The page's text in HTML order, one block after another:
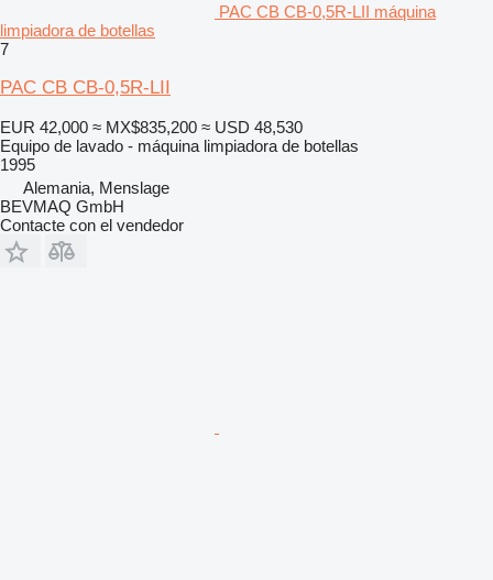
PAC CB CB-0,5R-LII máquina
limpiadora de botellas
7
PAC CB CB-0,5R-LII
EUR 42,000 ≈ MX$835,200 ≈ USD 48,530
Equipo de lavado - máquina limpiadora de botellas
1995
Alemania, Menslage
BEVMAQ GmbH
Contacte con el vendedor